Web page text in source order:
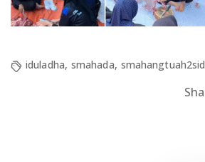
iduladha, smahada,